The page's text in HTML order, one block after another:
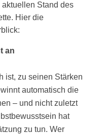
Stand des
Hier die
an
ist, zu seinen Stärken
automatisch die
– und nicht zuletzt
hat
zu tun. Wer